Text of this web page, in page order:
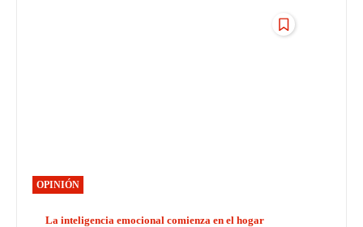
OPINIÓN
La inteligencia emocional comienza en el hogar